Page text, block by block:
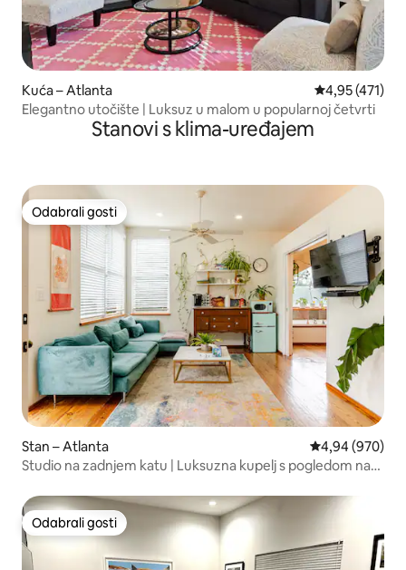
Kuća – Atlanta Prosječna
4,95 (471)
Elegantno utočište | Luksuz u malom u popularnoj četvrti
Stanovi s klima-uređajem
Odabrali gosti
Odabrali gosti
Stan – Atlanta Prosječna
4,94 (970)
Studio na zadnjem katu | Luksuzna kupelj s pogledom na
Odabrali gosti
Odabrali gosti